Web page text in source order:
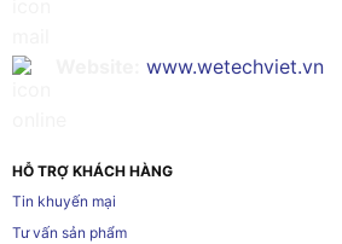
www.wetechviet.vn
HỖ TRỢ KHÁCH HÀNG
Tin khuyến mại
Tư vấn sản phẩm